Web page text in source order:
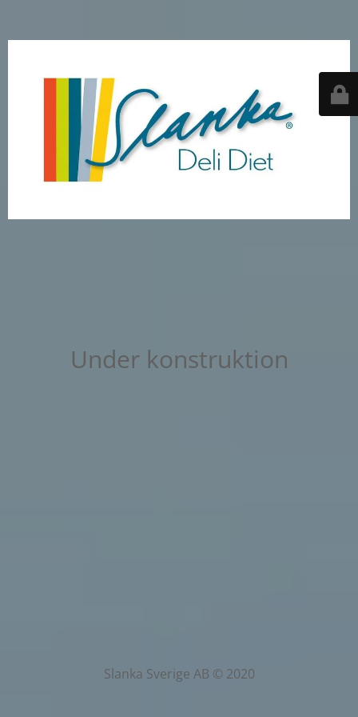
Under konstruktion
Slanka Sverige AB © 2020